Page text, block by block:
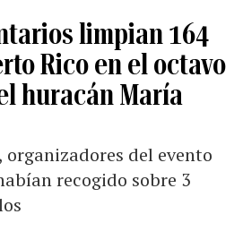
limpian 164
Rico en el octavo
huracán María
del evento
recogido sobre 3